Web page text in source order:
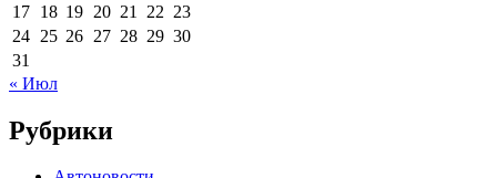
17 18 19 20 21 22 23
24 25 26 27 28 29 30
31
« Июл
Рубрики